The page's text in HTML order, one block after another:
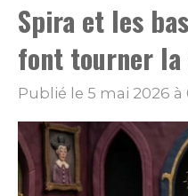
Spira et les
font tourner
Publié le 5 mai 2026 à